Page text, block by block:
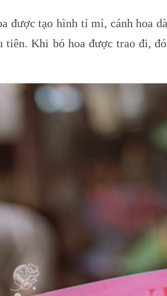
được tạo hình tỉ mỉ, cánh hoa
tiên. Khi bó hoa được trao đi,